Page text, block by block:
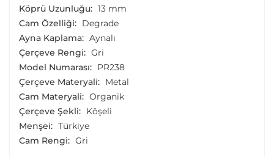
Köprü Uzunluğu: 13 mm
Cam Özelliği: Degrade
Ayna Kaplama: Aynalı
Çerçeve Rengi: Gri
Model Numarası: PR238
Çerçeve Materyali: Metal
Cam Materyali: Organik
Çerçeve Şekli: Köşeli
Menşei: Türkiye
Cam Rengi: Gri